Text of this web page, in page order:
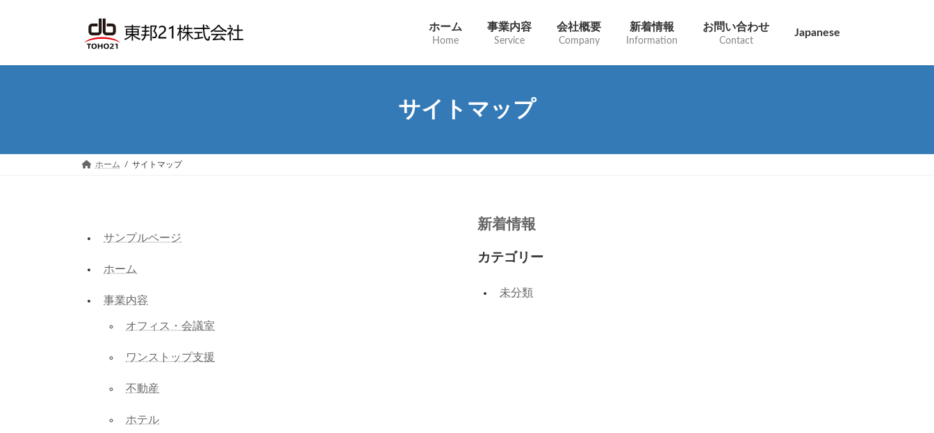
ツ
シ
ホーム
Home
事業内容
Service
会社概要
Company
新着情報
Information
お問い合わせ
Contact
Japanese
サイトマップ
ホーム サイトマップ
サンプルページ
ホーム
事業内容
オフィス・会議室
ワンストップ支援
不動産
ホテル
新着情報
カテゴリー
未分類